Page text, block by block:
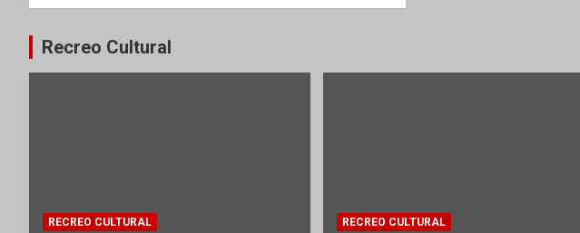
Recreo Cultural
RECREO CULTURAL RECREO CULTURAL